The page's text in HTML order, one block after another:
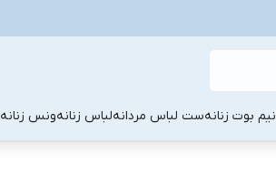
نیم بوت زنانهست لباس مردانهلباس زنانهونس زنانه